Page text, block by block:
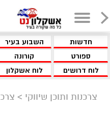
חדשות השבוע בעיר
ספורט
קורונה
לוח דרושים
לוח אשקלון
צרכנות ותוכן שיווקי >